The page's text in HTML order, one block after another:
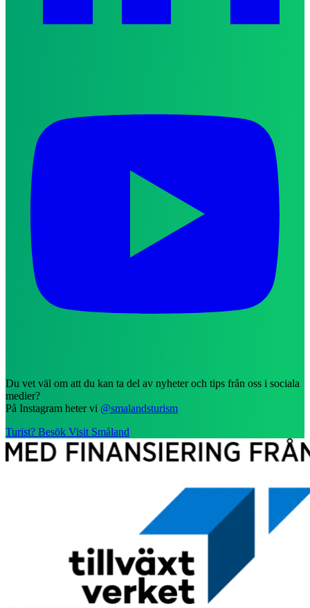
Du vet väl om att du kan ta del av nyheter och tips från oss i sociala
medier?
På Instagram heter vi @smalandsturism
Turist? Besök Visit Småland